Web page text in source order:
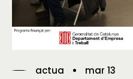
actua mar 13